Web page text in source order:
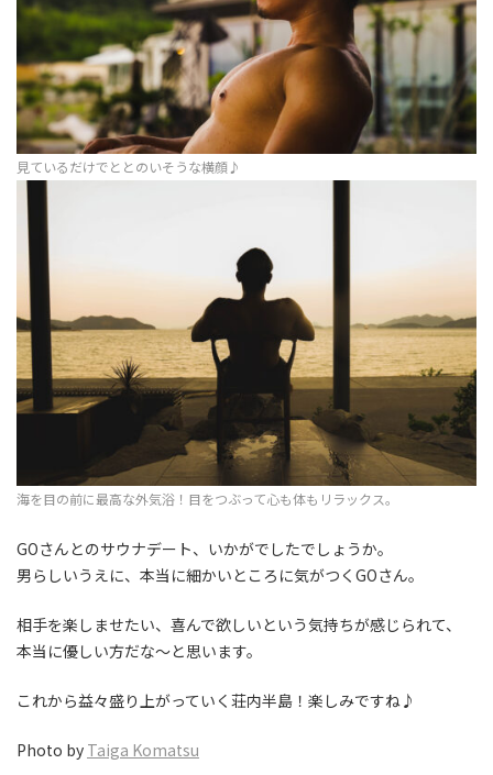
見ているだけでととのいそうな横顔♪
海を目の前に最高な外気浴！目をつぶって心も体もリラックス。
GOさんとのサウナデート、いかがでしたでしょうか。
男らしいうえに、本当に細かいところに気がつくGOさん。
相手を楽しませたい、喜んで欲しいという気持ちが感じられて、
本当に優しい方だな〜と思います。
これから益々盛り上がっていく荘内半島！楽しみですね♪
Photo by Taiga Komatsu